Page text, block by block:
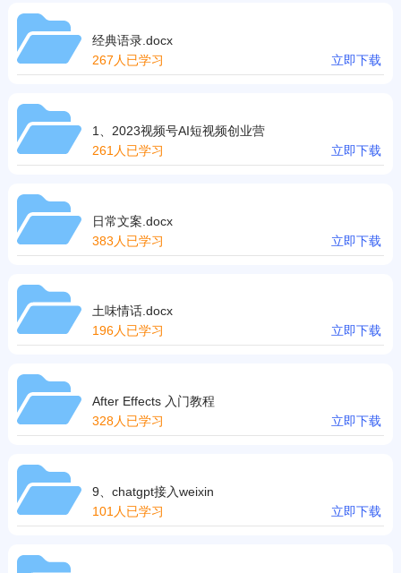
经典语录.docx
267人已学习
立即下载
1、2023视频号AI短视频创业营
261人已学习
立即下载
日常文案.docx
383人已学习
立即下载
土味情话.docx
196人已学习
立即下载
After Effects 入门教程
328人已学习
立即下载
9、chatgpt接入weixin
101人已学习
立即下载